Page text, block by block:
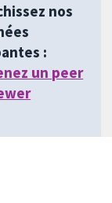
nos
:
un peer